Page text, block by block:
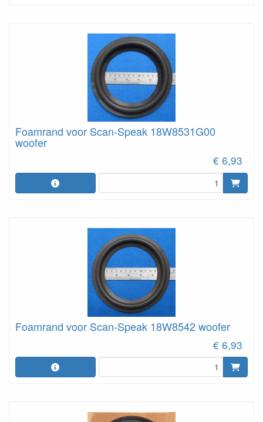
Foamrand voor Scan-Speak 18W8531G00
woofer
€ 6,93
Foamrand voor Scan-Speak 18W8542 woofer
€ 6,93